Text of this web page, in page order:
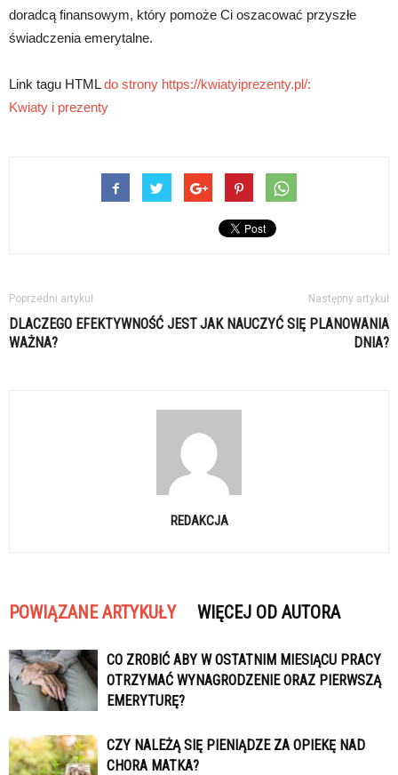
doradcą finansowym, który pomoże Ci oszacować przyszłe
świadczenia emerytalne.
Link tagu HTMLdo strony https://kwiatyiprezenty.pl/:
Kwiaty i prezenty
Poprzedni artykuł
DLACZEGO EFEKTYWNOŚĆ JEST
WAŻNA?
Następny artykuł
JAK NAUCZYĆ SIĘ PLANOWANIA
DNIA?
REDAKCJA
POWIĄZANE ARTYKUŁY WIĘCEJ OD AUTORA
CO ZROBIĆ ABY W OSTATNIM MIESIĄCU PRACY
OTRZYMAĆ WYNAGRODZENIE ORAZ PIERWSZĄ
EMERYTURĘ?
CZY NALEŻĄ SIĘ PIENIĄDZE ZA OPIEKĘ NAD
CHORA MATKA?